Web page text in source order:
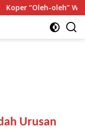
oleh” WNA India
Urusan